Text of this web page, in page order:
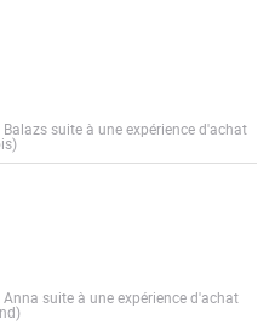
suite à une expérience d'achat
suite à une expérience d'achat